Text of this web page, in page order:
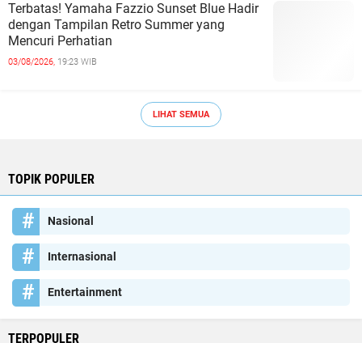
Terbatas! Yamaha Fazzio Sunset Blue Hadir
dengan Tampilan Retro Summer yang
Mencuri Perhatian
03/08/2026, 19:23 WIB
LIHAT SEMUA
TOPIK POPULER
Nasional
Internasional
Entertainment
TERPOPULER